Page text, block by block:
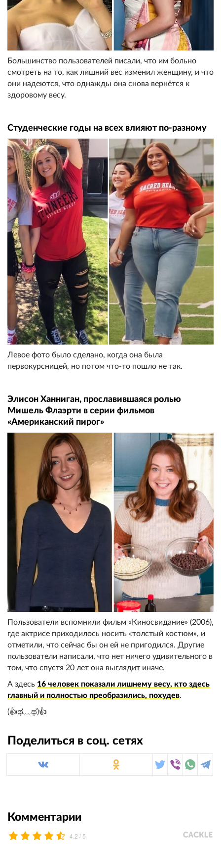
Большинство пользователей писали, что им больно
смотреть на то, как лишний вес изменил женщину, и что
они надеются, что однажды она снова вернётся к
здоровому весу.
Студенческие годы на всех влияют по-разному
Левое фото было сделано, когда она была
первокурсницей, но потом что-то пошло не так.
Элисон Ханниган, прославившаяся ролью
Мишель Флаэрти в серии фильмов
«Американский пирог»
Пользователи вспомнили фильм «Киносвидание» (2006),
где актрисе приходилось носить «толстый костюм», и
отметили, что сейчас бы он ей не пригодился. Другие
пользователи написали, что нет ничего удивительного в
том, что спустя 20 лет она выглядит иначе.
А здесь 16 человек показали лишнему весу, кто здесь
главный и полностью преобразились, похудев.
(👍ಥ﹏ಥ)👍
Поделиться в соц. сетях
Комментарии
4.2 / 5